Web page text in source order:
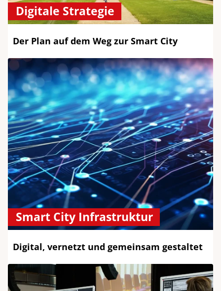
Digitale Strategie
Der Plan auf dem Weg zur Smart City
Smart City Infrastruktur
Digital, vernetzt und gemeinsam gestaltet